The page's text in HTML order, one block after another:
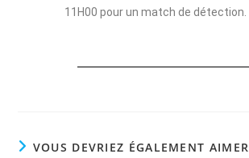
11H00 pour un match de détection.
VOUS DEVRIEZ ÉGALEMENT AIMER